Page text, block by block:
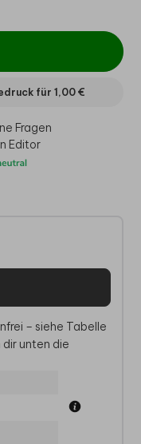
für1,00 €
Fragen
Editor
– siehe Tabelle
dir unten die